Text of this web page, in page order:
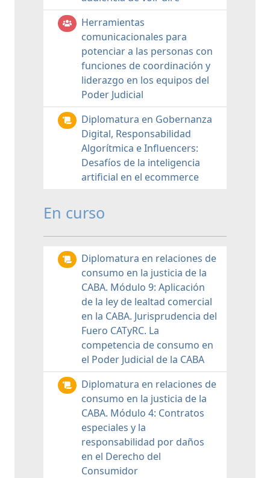
Herramientas
comunicacionales para
potenciar a las personas con
funciones de coordinación y
liderazgo en los equipos del
Poder Judicial
Diplomatura en Gobernanza
Digital, Responsabilidad
Algorítmica e Influencers:
Desafíos de la inteligencia
artificial en el ecommerce
En curso
Diplomatura en relaciones de
consumo en la justicia de la
CABA. Módulo 9: Aplicación
de la ley de lealtad comercial
en la CABA. Jurisprudencia del
Fuero CATyRC. La
competencia de consumo en
el Poder Judicial de la CABA
Diplomatura en relaciones de
consumo en la justicia de la
CABA. Módulo 4: Contratos
especiales y la
responsabilidad por daños
en el Derecho del
Consumidor